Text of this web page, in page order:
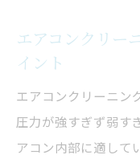
エアコンクリー
イント
エアコンクリーニン
圧力が強すぎず弱す
アコン内部に適して